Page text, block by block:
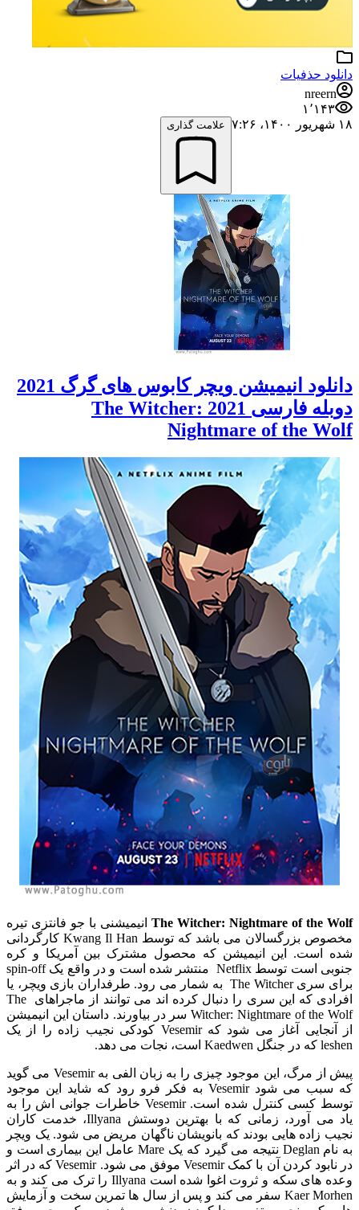
دانلود حذفیات
nreern
۱٬۱۴۳
۱۸ شهریور ۱۴۰۰،‏ ۷:۲۶
علامت گذاری
دانلود انیمیشن ویچر کابوس های گرگ 2021
دوبله فارسی 2021 The Witcher:
Nightmare of the Wolf
The Witcher: Nightmare of the Wolf انیمیشنی با جو فانتزی تیره
مخصوص بزرگسالان می باشد که توسط Kwang Il Han کارگردانی
شده است. این انیمیشن که محصول مشترک بین آمریکا و کره
جنوبی است توسط Netflix
منتشر شده است و در واقع یکspin-off
برای سری The Witcher به شمار می رود. طرفداران بازی ویچر، یا
افرادی که این سری را دنبال کرده اند می توانند از ماجراهای The
Witcher: Nightmare of the Wolf سر در بیاورند. داستان این انیمیشن
از آنجایی آغاز می شود که Vesemir کودکی نجیب زاده را از یک
leshen که در جنگل Kaedwen است، نجات می دهد.
پیش از مرگ، این موجود چیزی را به زبان الفی به Vesemir می گوید
که سبب می شود Vesemir به فکر فرو رود که شاید این موجود
توسط کسی کنترل شده است. Vesemir خاطرات جوانی اش را به
یاد می آورد، زمانی که با بهترین دوستش Illyana، خدمت کاران
نجیب زاده هایی بودند که بانویشان ناگهان مریض می شود. یک ویچر
به نام Deglan
نتیجه می گیرد که یک
Mare عامل این بیماری است و
در نابود کردن آن با کمک Vesemir موفق می شود. Vesemir که در اثر
وعده های سکه و ثروت اغوا شده است Illyana را ترک می کند و به
Kaer Morhen سفر می کند و پس از سال ها تمرین سخت و آزمایش